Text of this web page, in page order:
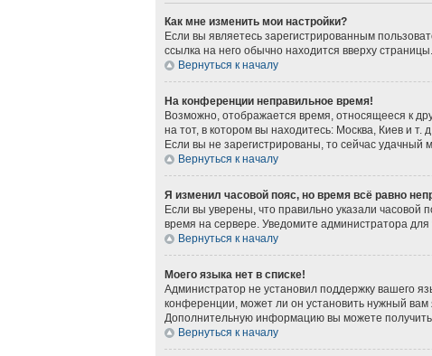
Как мне изменить мои настройки?
Если вы являетесь зарегистрированным
ссылка на него обычно находится вверху
Вернуться к началу
На конференции неправильное время!
Возможно, отображается время, относящееся к
на тот, в котором вы находитесь: Москва, Киев и т.
Если вы не зарегистрированы, то сейчас удачный
Вернуться к началу
Я изменил часовой пояс, но время всё равно
Если вы уверены, что правильно указали часовой
время на сервере. Уведомите администратора
Вернуться к началу
Моего языка нет в списке!
Администратор не установил поддержку вашего
конференции, может ли он установить нужный вам
Дополнительную информацию вы можете
Вернуться к началу